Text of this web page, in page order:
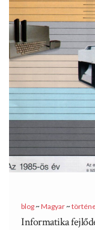
blog~Magyar~
Informatika